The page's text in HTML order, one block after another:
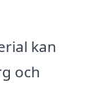
kan
och